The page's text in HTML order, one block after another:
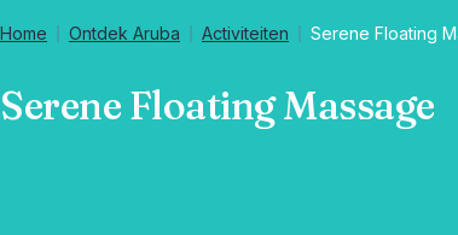
Home Ontdek Aruba Activiteiten Serene Floating
Serene Floating Massage